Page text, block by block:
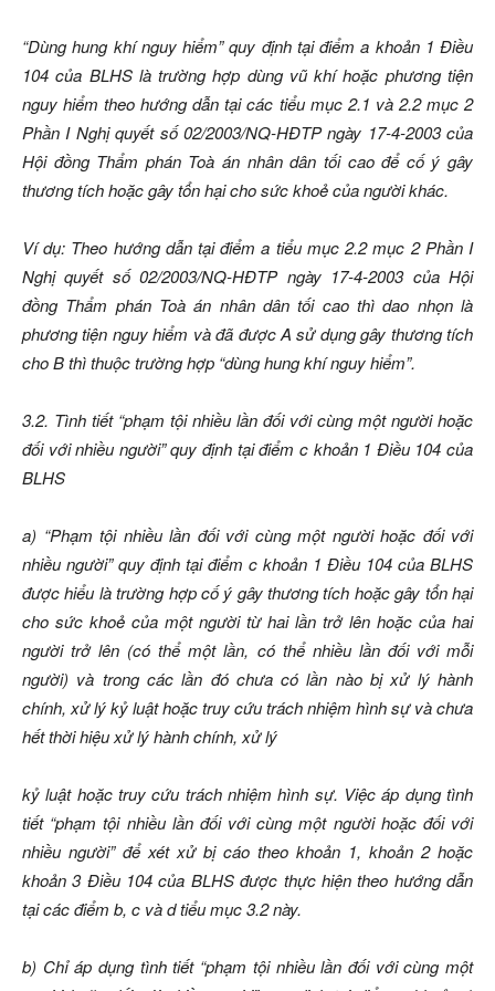
“Dùng hung khí nguy hiểm” quy định tại điểm a khoản 1 Điều
104 của BLHS là trường hợp dùng vũ khí hoặc phương tiện
nguy hiểm theo hướng dẫn tại các tiểu mục 2.1 và 2.2 mục 2
Phần I Nghị quyết số 02/2003/NQ-HĐTP ngày 17-4-2003 của
Hội đồng Thẩm phán Toà án nhân dân tối cao để cố ý gây
thương tích hoặc gây tổn hại cho sức khoẻ của người khác.
Ví dụ: Theo hướng dẫn tại điểm a tiểu mục 2.2 mục 2 Phần I
Nghị quyết số 02/2003/NQ-HĐTP ngày 17-4-2003 của Hội
đồng Thẩm phán Toà án nhân dân tối cao thì dao nhọn là
phương tiện nguy hiểm và đã được A sử dụng gây thương tích
cho B thì thuộc trường hợp “dùng hung khí nguy hiểm”.
3.2. Tình tiết “phạm tội nhiều lần đối với cùng một người hoặc
đối với nhiều người” quy định tại điểm c khoản 1 Điều 104 của
BLHS
a) “Phạm tội nhiều lần đối với cùng một người hoặc đối với
nhiều người” quy định tại điểm c khoản 1 Điều 104 của BLHS
được hiểu là trường hợp cố ý gây thương tích hoặc gây tổn hại
cho sức khoẻ của một người từ hai lần trở lên hoặc của hai
người trở lên (có thể một lần, có thể nhiều lần đối với mỗi
người) và trong các lần đó chưa có lần nào bị xử lý hành
chính, xử lý kỷ luật hoặc truy cứu trách nhiệm hình sự và chưa
hết thời hiệu xử lý hành chính, xử lý
kỷ luật hoặc truy cứu trách nhiệm hình sự. Việc áp dụng tình
tiết “phạm tội nhiều lần đối với cùng một người hoặc đối với
nhiều người” để xét xử bị cáo theo khoản 1, khoản 2 hoặc
khoản 3 Điều 104 của BLHS được thực hiện theo hướng dẫn
tại các điểm b, c và d tiểu mục 3.2 này.
b) Chỉ áp dụng tình tiết “phạm tội nhiều lần đối với cùng một